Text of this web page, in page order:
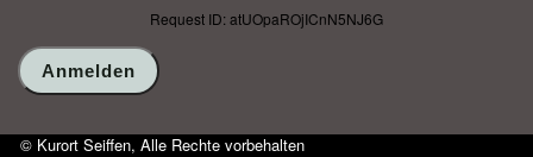
Request ID: atUOpaROjICnN5NJ6G
© Kurort Seiffen, Alle Rechte vorbehalten